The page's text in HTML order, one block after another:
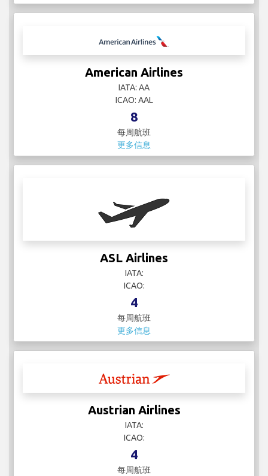
American Airlines
IATA: AA
ICAO: AAL
8
每周航班
更多信息
ASL Airlines
IATA:
ICAO:
4
每周航班
更多信息
Austrian Airlines
IATA:
ICAO:
4
每周航班